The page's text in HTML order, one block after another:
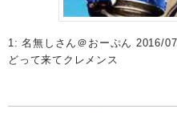
1: 名無しさん＠おーぷん 2016/
どって来てクレメンス